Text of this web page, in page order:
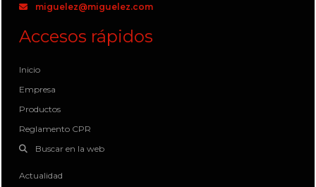
miguelez@miguelez.com
Accesos rápidos
Inicio
Empresa
Productos
Reglamento CPR
Buscar en la web
Actualidad